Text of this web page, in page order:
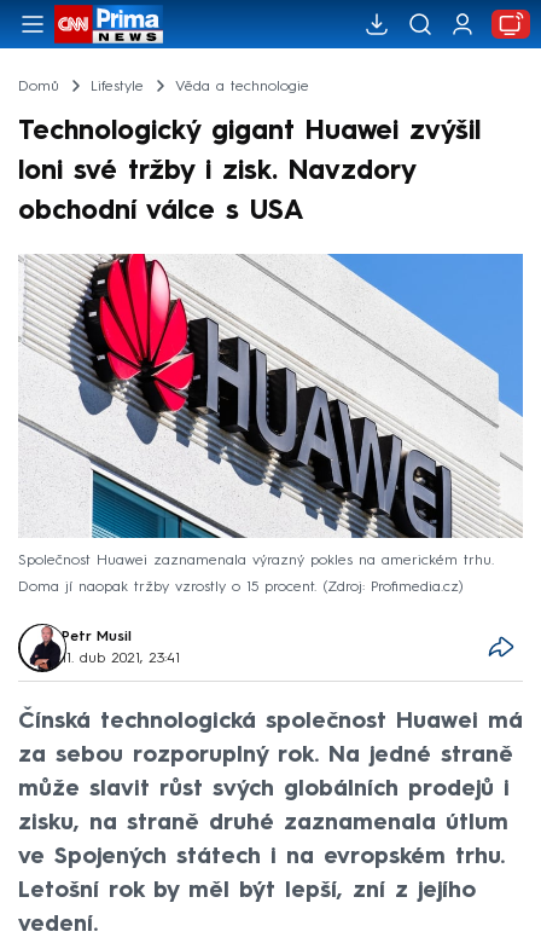
Domů Lifestyle Věda a technologie
Technologický gigant Huawei zvýšil
loni své tržby i zisk. Navzdory
obchodní válce s USA
Společnost Huawei zaznamenala výrazný pokles na americkém trhu.
Doma jí naopak tržby vzrostly o 15 procent.
Zdroj: Profimedia.cz
Petr Musil
11. dub 2021, 23:41
Čínská technologická společnost Huawei má
za sebou rozporuplný rok. Na jedné straně
může slavit růst svých globálních prodejů i
zisku, na straně druhé zaznamenala útlum
ve Spojených státech i na evropském trhu.
Letošní rok by měl být lepší, zní z jejího
vedení.